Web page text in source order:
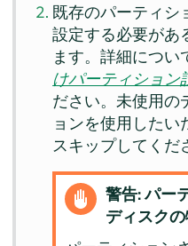
既存のパーティシ
設定する必要があ
ます。詳細につい
けパーティション
ださい。未使用の
ョンを使用したい
スキップしてくだ
警告: パー
ディスク